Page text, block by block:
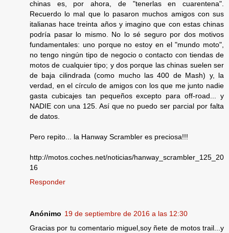
chinas es, por ahora, de "tenerlas en cuarentena".
Recuerdo lo mal que lo pasaron muchos amigos con sus
italianas hace treinta años y imagino que con estas chinas
podría pasar lo mismo. No lo sé seguro por dos motivos
fundamentales: uno porque no estoy en el "mundo moto",
no tengo ningún tipo de negocio o contacto con tiendas de
motos de cualquier tipo; y dos porque las chinas suelen ser
de baja cilindrada (como mucho las 400 de Mash) y, la
verdad, en el círculo de amigos con los que me junto nadie
gasta cubicajes tan pequeños excepto para off-road... y
NADIE con una 125. Así que no puedo ser parcial por falta
de datos.
Pero repito... la Hanway Scrambler es preciosa!!!
http://motos.coches.net/noticias/hanway_scrambler_125_20
16
Responder
Anónimo 19 de septiembre de 2016 a las 12:30
Gracias por tu comentario miguel,soy ñete de motos trail...y